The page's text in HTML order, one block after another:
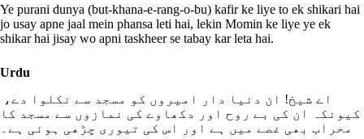
Ye purani dunya (but-khana-e-rang-o-bu) kafir ke liye to ek shikari hai
jo usay apne jaal mein phansa leti hai, lekin Momin ke liye ye ek
shikar hai jisay wo apni taskheer se tabay kar leta hai.
Urdu
کیونکہ ان کی بے روح اور دکھاوے کی نمازوں سے مسجد کا
محراب بھی غصے میں ہے اور اس کی تیوری چڑھی ہوئی ہے۔